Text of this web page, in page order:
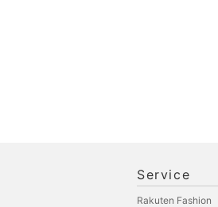
Service
Rakuten Fashion